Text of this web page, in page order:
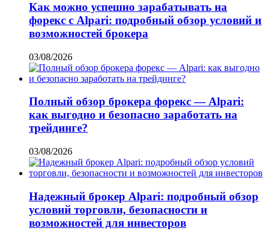
Как можно успешно зарабатывать на
форекс с Alpari: подробный обзор условий и
возможностей брокера
03/08/2026
Полный обзор брокера форекс — Alpari:
как выгодно и безопасно заработать на
трейдинге?
03/08/2026
Надежный брокер Alpari: подробный обзор
условий торговли, безопасности и
возможностей для инвесторов